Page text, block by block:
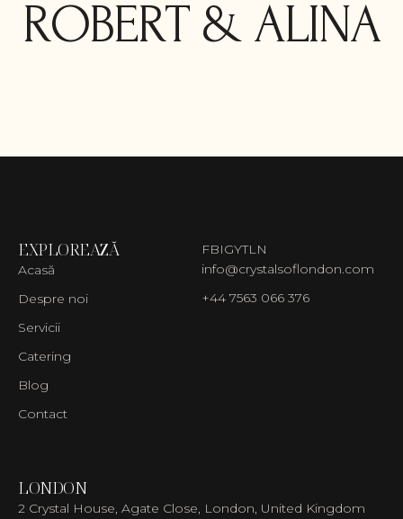
ROBERT & ALINA
EXPLOREAZĂ
Acasă
Despre noi
Servicii
Catering
Blog
Contact
FBIGYTLN
info@crystalsoflondon.com
+44 7563 066 376
LONDON
2 Crystal House, Agate Close, London, United Kingdom